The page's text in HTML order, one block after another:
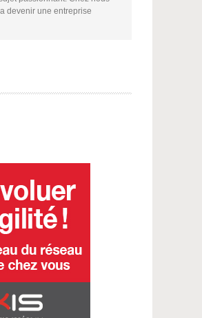
devenir une entreprise